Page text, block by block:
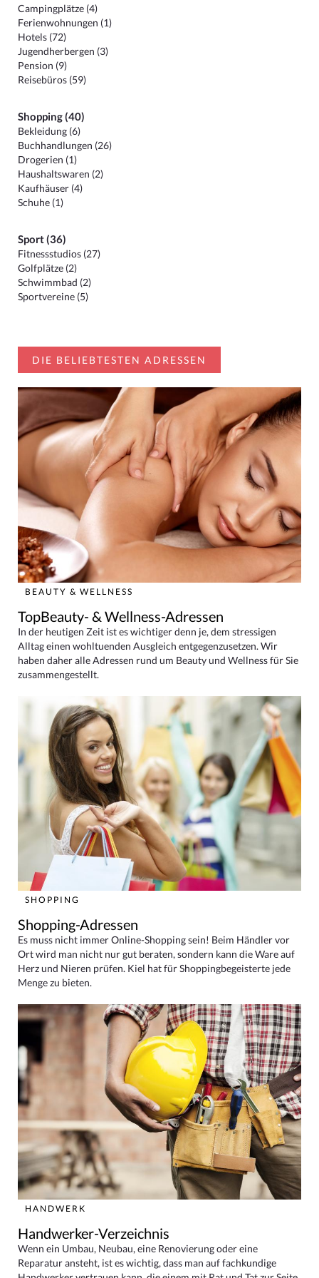
Campingplätze (4)
Ferienwohnungen (1)
Hotels (72)
Jugendherbergen (3)
Pension (9)
Reisebüros (59)
Shopping (40)
Bekleidung (6)
Buchhandlungen (26)
Drogerien (1)
Haushaltswaren (2)
Kaufhäuser (4)
Schuhe (1)
Sport (36)
Fitnessstudios (27)
Golfplätze (2)
Schwimmbad (2)
Sportvereine (5)
DIE BELIEBTESTEN ADRESSEN
BEAUTY & WELLNESS
TopBeauty- & Wellness-Adressen
In der heutigen Zeit ist es wichtiger denn je, dem stressigen
Alltag einen wohltuenden Ausgleich entgegenzusetzen. Wir
haben daher alle Adressen rund um Beauty und Wellness für Sie
zusammengestellt.
SHOPPING
Shopping-Adressen
Es muss nicht immer Online-Shopping sein! Beim Händler vor
Ort wird man nicht nur gut beraten, sondern kann die Ware auf
Herz und Nieren prüfen. Kiel hat für Shoppingbegeisterte jede
Menge zu bieten.
HANDWERK
Handwerker-Verzeichnis
Wenn ein Umbau, Neubau, eine Renovierung oder eine
Reparatur ansteht, ist es wichtig, dass man auf fachkundige